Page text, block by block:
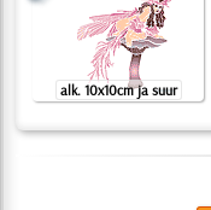
alk. 10x10cm ja suur